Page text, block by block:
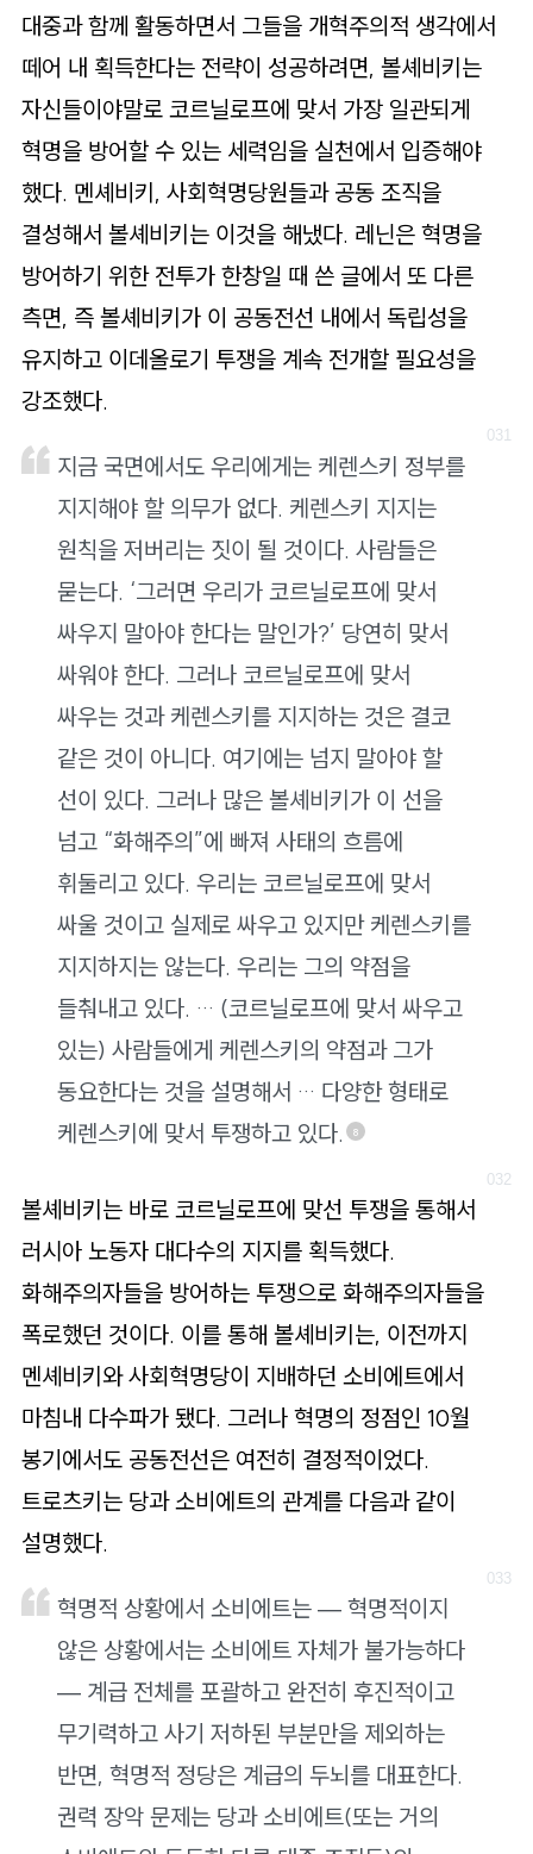
대중과 함께 활동하면서 그들을 개혁주의적 생각에서
떼어 내 획득한다는 전략이 성공하려면, 볼셰비키는
자신들이야말로 코르닐로프에 맞서 가장 일관되게
혁명을 방어할 수 있는 세력임을 실천에서 입증해야
했다. 멘셰비키, 사회혁명당원들과 공동 조직을
결성해서 볼셰비키는 이것을 해냈다. 레닌은 혁명을
방어하기 위한 전투가 한창일 때 쓴 글에서 또 다른
측면, 즉 볼셰비키가 이 공동전선 내에서 독립성을
유지하고 이데올로기 투쟁을 계속 전개할 필요성을
강조했다.
지금 국면에서도 우리에게는 케렌스키 정부를
지지해야 할 의무가 없다. 케렌스키 지지는
원칙을 저버리는 짓이 될 것이다. 사람들은
묻는다. ‘그러면 우리가 코르닐로프에 맞서
싸우지 말아야 한다는 말인가?’ 당연히 맞서
싸워야 한다. 그러나 코르닐로프에 맞서
싸우는 것과 케렌스키를 지지하는 것은 결코
같은 것이 아니다. 여기에는 넘지 말아야 할
선이 있다. 그러나 많은 볼셰비키가 이 선을
넘고 “화해주의”에 빠져 사태의 흐름에
휘둘리고 있다. 우리는 코르닐로프에 맞서
싸울 것이고 실제로 싸우고 있지만 케렌스키를
지지하지는 않는다. 우리는 그의 약점을
들춰내고 있다. … (코르닐로프에 맞서 싸우고
있는) 사람들에게 케렌스키의 약점과 그가
동요한다는 것을 설명해서 … 다양한 형태로
케렌스키에 맞서 투쟁하고 있다.
8
볼셰비키는 바로 코르닐로프에 맞선 투쟁을 통해서
러시아 노동자 대다수의 지지를 획득했다.
화해주의자들을 방어하는 투쟁으로 화해주의자들을
폭로했던 것이다. 이를 통해 볼셰비키는, 이전까지
멘셰비키와 사회혁명당이 지배하던 소비에트에서
마침내 다수파가 됐다. 그러나 혁명의 정점인 10월
봉기에서도 공동전선은 여전히 결정적이었다.
트로츠키는 당과 소비에트의 관계를 다음과 같이
설명했다.
혁명적 상황에서 소비에트는 — 혁명적이지
않은 상황에서는 소비에트 자체가 불가능하다
— 계급 전체를 포괄하고 완전히 후진적이고
무기력하고 사기 저하된 부분만을 제외하는
반면, 혁명적 정당은 계급의 두뇌를 대표한다.
권력 장악 문제는 당과 소비에트(또는 거의